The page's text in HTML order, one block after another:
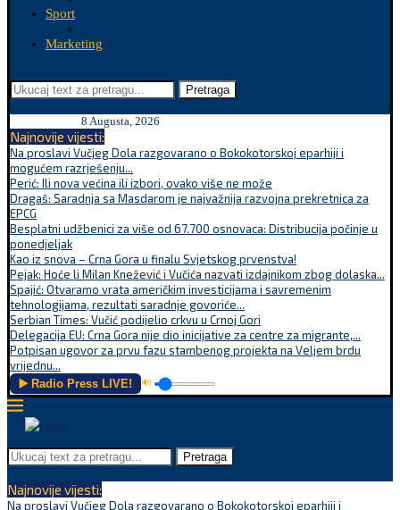
Sport
Marketing
Pretraga
8 Augusta, 2026
Najnovije vijesti:
Na proslavi Vučjeg Dola razgovarano o Bokokotorskoj eparhiji i
mogućem razrješenju...
Perić: Ili nova većina ili izbori, ovako više ne može
Dragaš: Saradnja sa Masdarom je najvažnija razvojna prekretnica za
EPCG
Besplatni udžbenici za više od 67.700 osnovaca: Distribucija počinje u
ponedjeljak
Kao iz snova – Crna Gora u finalu Svjetskog prvenstva!
Pejak: Hoće li Milan Knežević i Vučića nazvati izdajnikom zbog dolaska...
Spajić: Otvaramo vrata američkim investicijama i savremenim
tehnologijama, rezultati saradnje govoriće...
Serbian Times: Vučić podijelio crkvu u Crnoj Gori
Delegacija EU: Crna Gora nije dio inicijative za centre za migrante,...
Potpisan ugovor za prvu fazu stambenog projekta na Veljem brdu
vrijednu...
▶️ Radio Press LIVE! 🔊
Pretraga
Najnovije vijesti:
Na proslavi Vučjeg Dola razgovarano o Bokokotorskoj eparhiji i